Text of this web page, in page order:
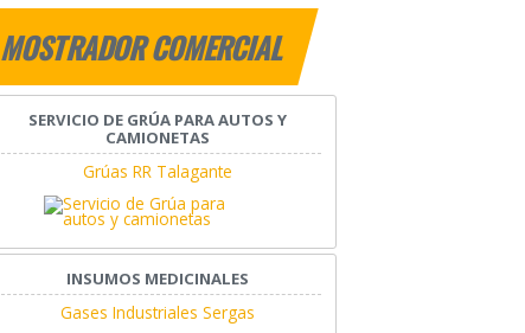
MOSTRADOR COMERCIAL
SERVICIO DE GRÚA PARA AUTOS Y
CAMIONETAS
Grúas RR Talagante
INSUMOS MEDICINALES
Gases Industriales Sergas